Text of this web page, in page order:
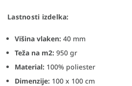
Lastnosti izdelka:
Višina vlaken: 40 mm
Teža na m2: 950 gr
Material: 100% poliester
Dimenzije: 100 x 100 cm